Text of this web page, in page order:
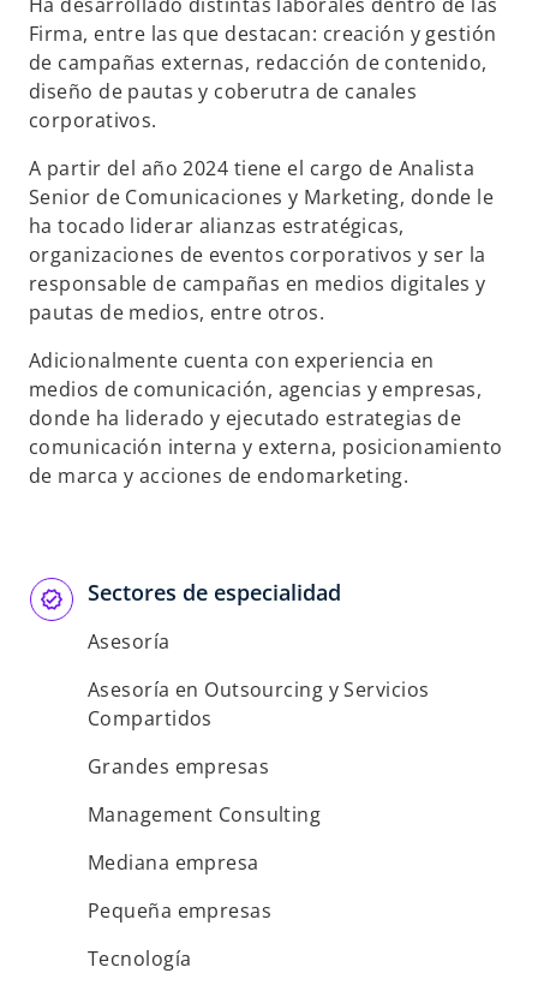
u
n
a
p
s
t
u
e
v
a
Firma, entre las que destacan: creación y gestión
de campañas externas, redacción de contenido,
diseño de pautas y coberutra de canales
corporativos.
A partir del año 2024 tiene el cargo de Analista
Senior de Comunicaciones y Marketing, donde le
ha tocado liderar alianzas estratégicas,
organizaciones de eventos corporativos y ser la
responsable de campañas en medios digitales y
pautas de medios, entre otros.
Adicionalmente cuenta con experiencia en
medios de comunicación, agencias y empresas,
donde ha liderado y ejecutado estrategias de
comunicación interna y externa, posicionamiento
de marca y acciones de endomarketing.
Sectores de especialidad
Asesoría
Asesoría en Outsourcing y Servicios
Compartidos
Grandes empresas
Management Consulting
Mediana empresa
Pequeña empresas
Tecnología